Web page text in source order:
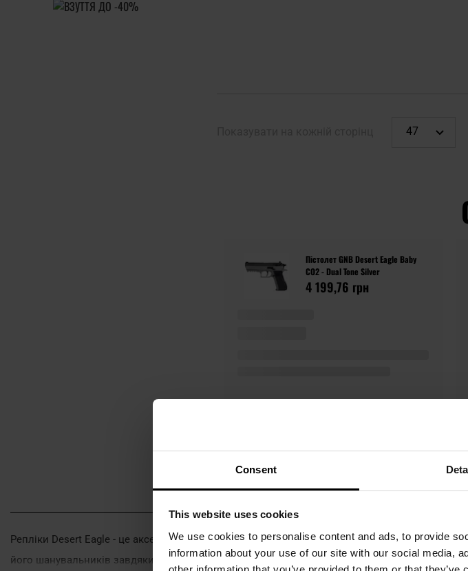
Consent
This website uses cookies
We use cookies to personalise content and ads, to provide
information about your use of our site with our social media,
Пістолет GNB Desert Eagle Baby
CO2 - Dual Tone Silver
4 199,76 грн
Репліки Desert Eagle - це аксесуари ASG, які знають і цінують багато ентузіастів цього
його шанувальників завдяки ідеально реалістичним реплікам, які ви знайдете в цій